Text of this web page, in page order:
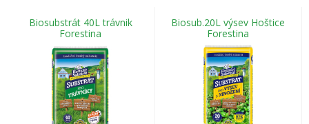
Biosubstrát 40L trávnik
Forestina
Biosub.20L výsev Hoštice
Forestina